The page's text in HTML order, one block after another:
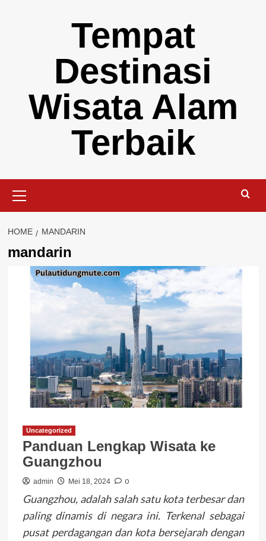
Tempat
Destinasi
Wisata Alam
Terbaik
Menu
HOME MANDARIN
mandarin
Uncategorized
Panduan Lengkap Wisata ke
Guangzhou
admin Mei 18, 2024 0
Guangzhou, adalah salah satu kota terbesar dan
paling dinamis di negara ini. Terkenal sebagai
pusat perdagangan dan kota bersejarah dengan